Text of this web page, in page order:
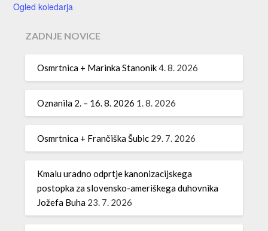
Ogled koledarja
ZADNJE NOVICE
Osmrtnica + Marinka Stanonik4. 8. 2026
Oznanila 2. – 16. 8. 2026 1. 8. 2026
Osmrtnica + Frančiška Šubic 29. 7. 2026
Kmalu uradno odprtje kanonizacijskega
postopka za slovensko-ameriškega duhovnika
Jožefa Buha 23. 7. 2026